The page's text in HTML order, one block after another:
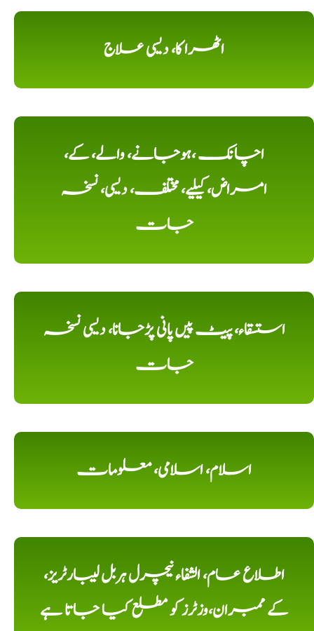
اٹھرا کا، دیسی علاج
اچانک ،ہوجانے، والے، کے،
امراض، کیلیے، مختلف، دیسی، نسخہ
جات
استسقاء، پیٹ پیں پانی پڑجانا، دیسی نسخہ
جات
اسلام، اسلامی، معلومات
اطلاع عام، الشفاء نیچرل ہربل لیبارٹریز،
کے ممبران،وزٹرز کو مطلع کیا جاتا ہے